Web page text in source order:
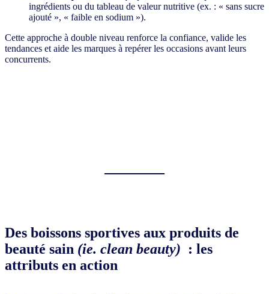
ingrédients ou du tableau de valeur nutritive (ex. : « sans sucre
ajouté », « faible en sodium »).
Cette approche à double niveau renforce la confiance, valide les
tendances et aide les marques à repérer les occasions avant leurs
concurrents.
Des boissons sportives aux produits de
beauté sain (ie. clean beauty) : les
attributs en action